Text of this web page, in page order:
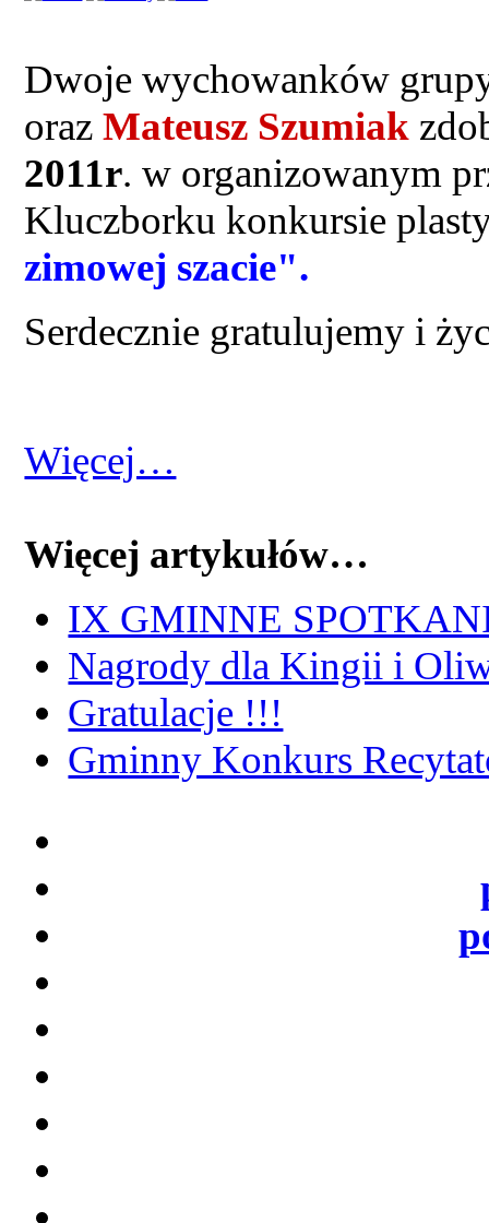
Dwoje wychowanków
oraz Mateusz Szumiak
2011r. w organizowanym
Kluczborku konkursie
zimowej szacie".
Serdecznie gratulujemy i
Więcej…
Więcej artykułów…
IX GMINNE
Nagrody dla Kingii i
Gratulacje !!!
Gminny Konkurs